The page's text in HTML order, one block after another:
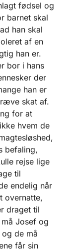
fødsel og
barnet skal
han skal
af en
han er.
bor i hans
der
han er
skat af.
for at
hvem de
befaling,
rejse lige
til
endelig når
overnatte,
draget til
Josef og
de må
får sin